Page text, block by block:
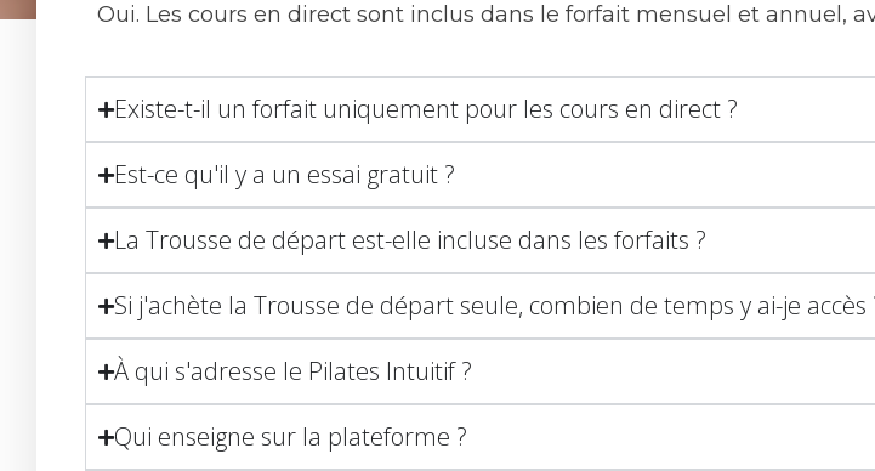
Oui. Les cours en direct sont inclus dans le forfait mensuel et annuel,
Existe-t-il un forfait uniquement pour les cours en direct ?
Est-ce qu'il y a un essai gratuit ?
La Trousse de départ est-elle incluse dans les forfaits ?
Si j'achète la Trousse de départ seule, combien de temps y ai-je accès
À qui s'adresse le Pilates Intuitif ?
Qui enseigne sur la plateforme ?